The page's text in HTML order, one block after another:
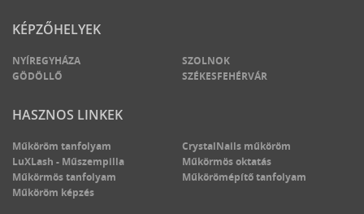
KÉPZŐHELYEK
NYÍREGYHÁZA
SZOLNOK
GÖDÖLLŐ
SZÉKESFEHÉRVÁR
HASZNOS LINKEK
Műköröm tanfolyam
CrystalNails műköröm
LuXLash - Műszempilla
Műkörmös oktatás
Műkörmös tanfolyam
Műkörömépítő tanfolyam
Műköröm képzés